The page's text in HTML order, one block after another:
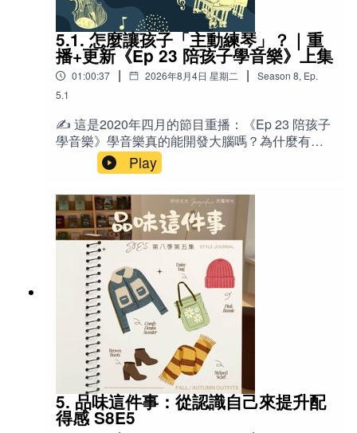
＊節目贊助商：
Flora Chen 房屋仲介 408-981-0730 (COMPASS 矽谷灣
REALTOR® | DRE 01334314
https://www.compass.com/agents/flora-chen/
Joseph Yen 房屋仲介 408-497-2989 (COMPASS 矽谷灣
Broker Associate | DRE 01136969
https://www.compass.com/agents/joseph-yen/
＊捐款支持Jacqueline：線上捐款
AAP → American Academy of Pediatrics（美國
兒科學會） - Anxiety → 焦慮 - Depression → 憂
鬱 - Body Dysmorphia → 身體形象扭曲／身體畸
形恐懼症 🌟金句「螢幕，只是另一個孩子喜歡的
東西。」 「先不要把螢幕當成魔鬼，不要把自己
當成和魔鬼交易的、失敗的父母。」 「你面對的
子跨越文明之河的一艘高科技艦艇。」 「過度反
應會造成惡性循環，溫柔提醒比沒收更有效。
「做個現代人，這（學習管理螢幕使用時間與內
容）是我們的共業，也是共同的幸福。」 🎙️相關
下集含催眠妹妹考上樂團大提琴首席的過
程） 《S7E16 管太多？不夠嚴？「失敗的父母」
有感！》 《Ep 39 餐桌上的手機》《Ep 27 非常
時期Screen Time放輕鬆--我們的思考與討論
「培養興趣 vs. 建立紀律」感到兩難的家長 想了
解美國華人家庭實際如何安排練琴、選老師、處
理撞牆期的聽眾 喜歡聽真實經驗分享、而非純理
論教養的家長🔤英文recital：演奏會／發表
會 GIG：演出／駐唱工作 boundary：界
限 guideline：指引／指導原則 technique：技
巧 structural：有結構的、系統化的 portable：方
便攜帶的 repertoire：曲目庫 incentive：誘因／
獎勵 overwhelm：壓垮、不知所措 motivation：
動機 ”tune in“ to your kids：靜下心來感受／連結
off：關掉（大腦）、放空 seating audition 席位考
試｜試鏡/試聽Sebastian 賽巴斯丁predator 獵食
者prey 獵物🌟金句 「音樂在我生命中是很美好
的，但它不是全部。」 「寧可縮短時間，但盡量
不要間斷。」 「媽媽是你的一面鏡子，如果你不
需要天天照鏡子，就等到需要的時候再來找
我。」 「表演的目的不是表現自己，而是分享音
樂帶給你的快樂。」 「我們只是孩子帶到這個世
界上的其中一個資源而已。」 「小孩就算暫時不
學，只要還是喜歡音樂，就已經收到這份禮物
了。」 📚參考資料 《蜜蜂與月淚》（小說，引發
重新學琴的契機） Music Together（全美兒童音
樂課程） Music for Young Children（團體班教材
系統） Violin（YouTube Channel，強調練習重
5.1. 怎麼讓孩子「主動練琴」？｜重
播+更新《Ep 23 陪孩子學音樂》上集
01:00:37 | 2026年8月4日 星期二 | Season 8, Ep.
5.1
✍️ 這是2020年四月的節目重播：《Ep 23 陪孩子
學音樂》學音樂真的能開發大腦嗎？為什麼有些
家庭因為學琴而關係緊張？三位都在彈琴的媽媽
——Pauline、Jacqueline、LingYing，從自己的
學琴心路歷程談起，分享如何培養孩子對音樂的
興趣、決定樂器、找老師、建立練習習慣，以及
面對孩子說「我不想學了」時該怎麼辦。這集沒
有標準答案，只有真實經驗與實用技巧，適合所
有正在陪孩子學音樂、或想重新思考「音樂教
育」的爸媽收聽。下集節目後半段更新部分，J 分
享上週「催眠」妹妹，幫妹妹克服緊張，考上樂
團首席的過程。❤️ 本重播適合收聽對象：家有學
齡前到小學階段孩子、正在考慮或已經讓孩子學
音樂／樂器的爸媽 自己曾因學琴受傷、現在想用
不同方式引導孩子的父母 對「培養興趣 vs. 建立
紀律」感到兩難的家長 想了解美國華人家庭實際
如何安排練琴、選老師、處理撞牆期的聽眾 喜歡
聽真實經驗分享、而非純理論教養的家長🔤英文
recital：演奏會／發表會 GIG：演出／駐唱工
Play
5. 品味這件事：從認識自己來提升配
得感 S8E5